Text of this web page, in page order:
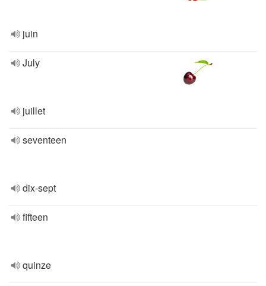
juin
July
juillet
seventeen
dix-sept
fifteen
quinze